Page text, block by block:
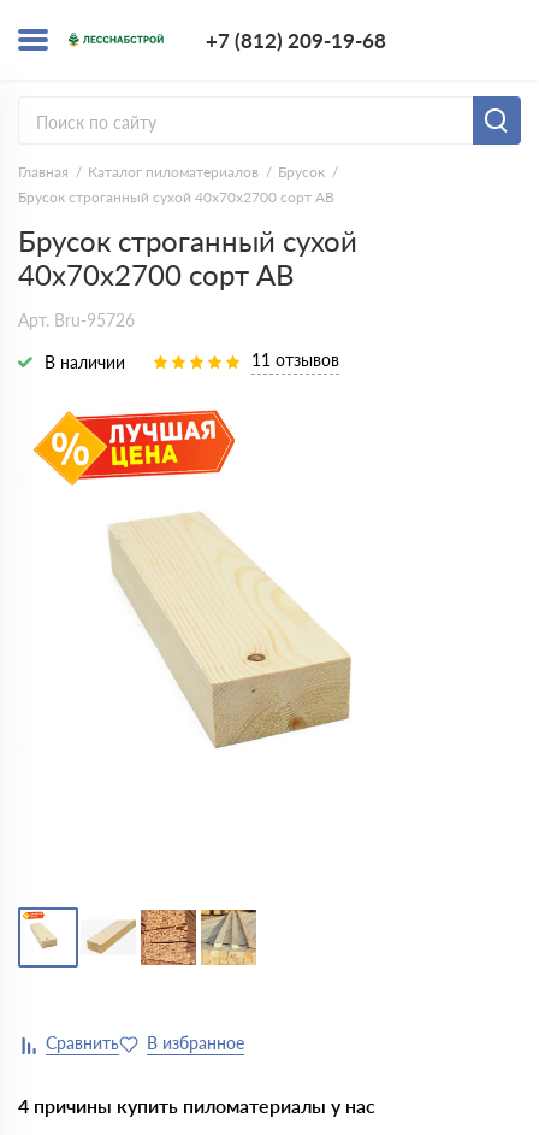
+7 (812) 209-19-68
Главная Каталог пиломатериалов
Брусок
Брусок строганный сухой 40х70х2700 сорт АВ
Брусок строганный сухой
40х70х2700 сорт АВ
Арт. Bru-95726
В наличии 11 отзывов
4 причины купить пиломатериалы у нас